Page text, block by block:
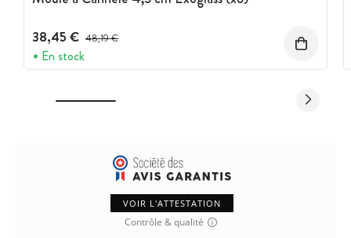
38,45 € Prix avant réduction :
48,19 €
En stock
VOIR L'ATTESTATION
Contrôle & qualité